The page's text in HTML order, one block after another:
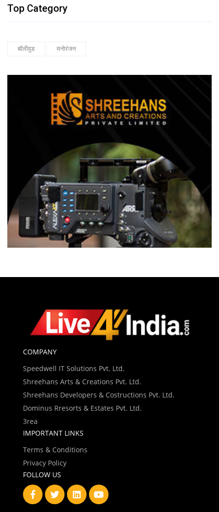
Top Category
बॉलीवुड मनोरंजन
COMPANY
Speedwell IT Solutions Pvt. Ltd.
Shreehans Arts & Creations Pvt. Ltd.
Shreehans Developers & Costructions Pvt. Ltd.
Dominus Rresorts & Estates Pvt. Ltd.
3rea
IMPORTANT LINKS
Terms & Conditions
Privacy Policy
FOLLOW US